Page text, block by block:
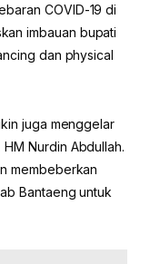
COVID-19 di
imbauan bupati
dan physical
juga menggelar
Nurdin Abdullah.
membeberkan
Bantaeng untuk